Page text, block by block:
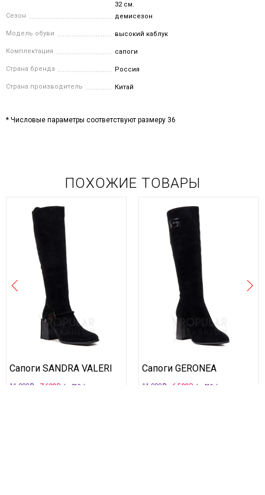
32 см.
Сезон
демисезон
Модель обуви высокий каблук
Комплектация сапоги
Страна бренда Россия
Страна производитель Китай
* Числовые параметры соответствуют размеру 36
ПОХОЖИЕ ТОВАРЫ
Сапоги SANDRA VALERI
11 000 7 600 ( —31% )
Сапоги GERONEA
11 000 6 500 ( —41% )